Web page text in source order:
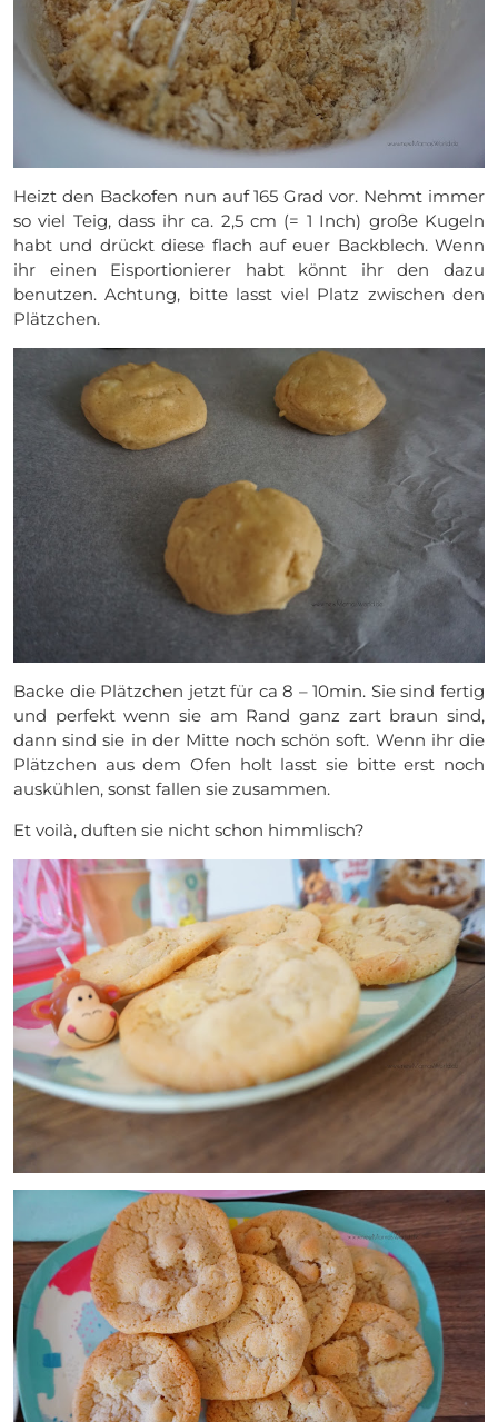
Heizt den Backofen nun auf 165 Grad vor. Nehmt immer
so viel Teig, dass ihr ca. 2,5 cm (= 1 Inch) große Kugeln
habt und drückt diese flach auf euer Backblech. Wenn
ihr einen Eisportionierer habt könnt ihr den dazu
benutzen. Achtung, bitte lasst viel Platz zwischen den
Plätzchen.
Backe die Plätzchen jetzt für ca 8 – 10min. Sie sind fertig
und perfekt wenn sie am Rand ganz zart braun sind,
dann sind sie in der Mitte noch schön soft. Wenn ihr die
Plätzchen aus dem Ofen holt lasst sie bitte erst noch
auskühlen, sonst fallen sie zusammen.
Et voilà, duften sie nicht schon himmlisch?